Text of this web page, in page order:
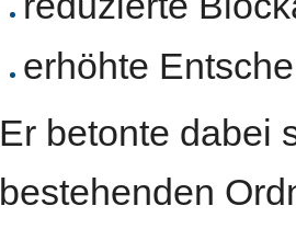
erhöhte
Er betonte dabei
bestehenden